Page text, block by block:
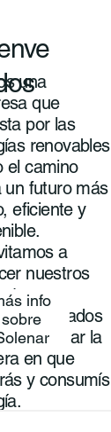
una
que
por las
renovables
el camino
un futuro más
eficiente y
a
nuestros
y
pensados
la
en que
y consumís
info
sobre